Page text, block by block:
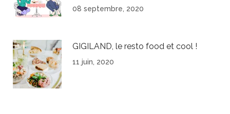
08 septembre, 2020
GIGILAND, le resto food et cool !
11 juin, 2020